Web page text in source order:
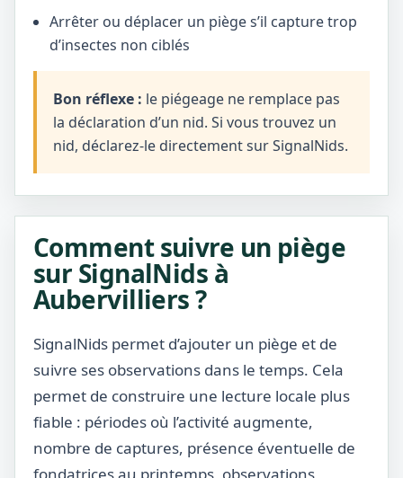
Arrêter ou déplacer un piège s’il capture trop
d’insectes non ciblés
Bon réflexe : le piégeage ne remplace pas
la déclaration d’un nid. Si vous trouvez un
nid, déclarez-le directement sur SignalNids.
Comment suivre un piège
sur SignalNids à
Aubervilliers ?
SignalNids permet d’ajouter un piège et de
suivre ses observations dans le temps. Cela
permet de construire une lecture locale plus
fiable : périodes où l’activité augmente,
nombre de captures, présence éventuelle de